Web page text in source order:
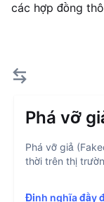
các hợp đồng
Phá vỡ
Phá vỡ giả
thời trên thị
Định nghĩa đầy